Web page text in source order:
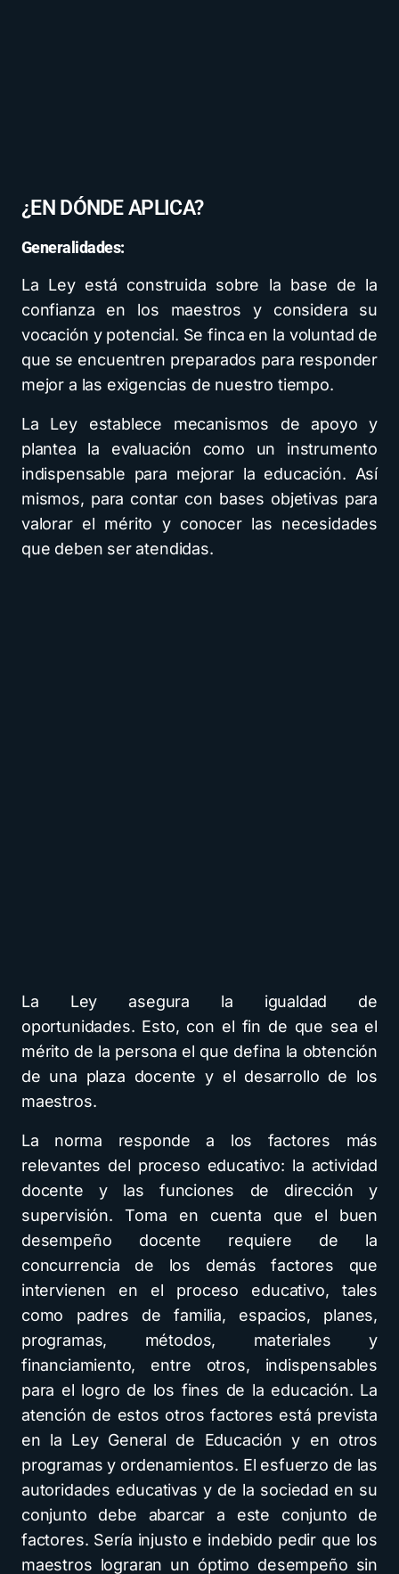
¿EN DÓNDE APLICA?
Generalidades:
La Ley está construida sobre la base de la
confianza en los maestros y considera su
vocación y potencial. Se finca en la voluntad de
que se encuentren preparados para responder
mejor a las exigencias de nuestro tiempo.
La Ley establece mecanismos de apoyo y
plantea la evaluación como un instrumento
indispensable para mejorar la educación. Así
mismos, para contar con bases objetivas para
valorar el mérito y conocer las necesidades
que deben ser atendidas.
La Ley asegura la igualdad de
oportunidades. Esto, con el fin de que sea el
mérito de la persona el que defina la obtención
de una plaza docente y el desarrollo de los
maestros.
La norma responde a los factores más
relevantes del proceso educativo: la actividad
docente y las funciones de dirección y
supervisión. Toma en cuenta que el buen
desempeño docente requiere de la
concurrencia de los demás factores que
intervienen en el proceso educativo, tales
como padres de familia, espacios, planes,
programas, métodos, materiales y
financiamiento, entre otros, indispensables
para el logro de los fines de la educación. La
atención de estos otros factores está prevista
en la Ley General de Educación y en otros
programas y ordenamientos. El esfuerzo de las
autoridades educativas y de la sociedad en su
conjunto debe abarcar a este conjunto de
factores. Sería injusto e indebido pedir que los
maestros lograran un óptimo desempeño sin